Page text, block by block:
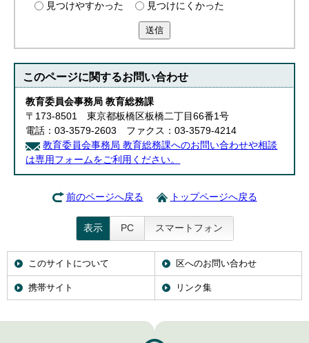
見つけやすかった
見つけにくかった
送信
このページに関するお問い合わせ
教育委員会事務局 教育総務課
〒173-8501 東京都板橋区板橋二丁目66番1号
電話：03-3579-2603 ファクス：03-3579-4214
教育委員会事務局 教育総務課へのお問い合わせや相談
は専用フォームをご利用ください。
前のページへ戻る トップページへ戻る
表示 PC スマートフォン
このサイトについて 区へのお問い合わせ
携帯サイト リンク集